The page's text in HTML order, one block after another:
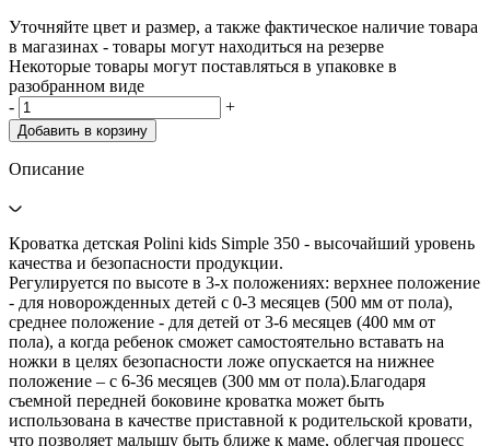
Уточняйте цвет и размер, а также фактическое наличие товара
в магазинах - товары могут находиться на резерве
Некоторые товары могут поставляться в упаковке в
разобранном виде
-
+
Добавить в корзину
Описание
Кроватка детская Polini kids Simple 350 - высочайший уровень
качества и безопасности продукции.
Регулируется по высоте в 3-х положениях: верхнее положение
- для новорожденных детей с 0-3 месяцев (500 мм от пола),
среднее положение - для детей от 3-6 месяцев (400 мм от
пола), а когда ребенок сможет самостоятельно вставать на
ножки в целях безопасности ложе опускается на нижнее
положение – с 6-36 месяцев (300 мм от пола).Благодаря
съемной передней боковине кроватка может быть
использована в качестве приставной к родительской кровати,
что позволяет малышу быть ближе к маме, облегчая процесс